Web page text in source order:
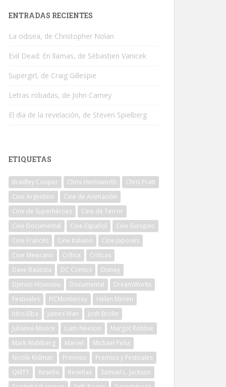
ENTRADAS RECIENTES
La odisea, de Christopher Nolan
Evil Dead: En llamas, de Sébastien Vanicek
Supergirl, de Craig Gillespie
Letras robadas, de John Carney
El día de la revelación, de Steven Spielberg
ETIQUETAS
Bradley Cooper Chris Hemsworth
Chris Pratt
Cine Argentino
Cine de Animación
Cine de Superhéroes
Cine de Terror
Cine Documental
Cine Español
Cine Europeo
Cine Francés
Cine Italiano
Cine Japonés
Cine Mexicano
Crítica
Críticas
Dave Bautista
DC Comics
Disney
Djimon Hounsou
Documental
DreamWorks
Festivales
FICMonterrey
Helen Mirren
Idris Elba
James Wan
Josh Brolin
Julianne Moore
Liam Neeson
Margot Robbie
Mark Wahlberg
Marvel
Michael Peña
Nicole Kidman
Premios
Premios y Festivales
QMTY
Reseña Reseñas
Samuel L. Jackson